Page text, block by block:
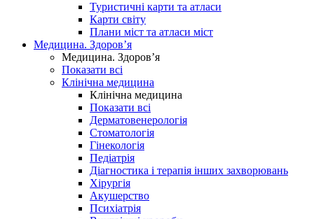
Туристичні карти та атласи
Карти світу
Плани міст та атласи міст
Медицина. Здоров’я
Медицина. Здоров’я
Показати всі
Клінічна медицина
Клінічна медицина
Показати всі
Дерматовенерологія
Стоматологія
Гінекологія
Педіатрія
Діагностика і терапія інших захворювань
Хірургія
Акушерство
Психіатрія